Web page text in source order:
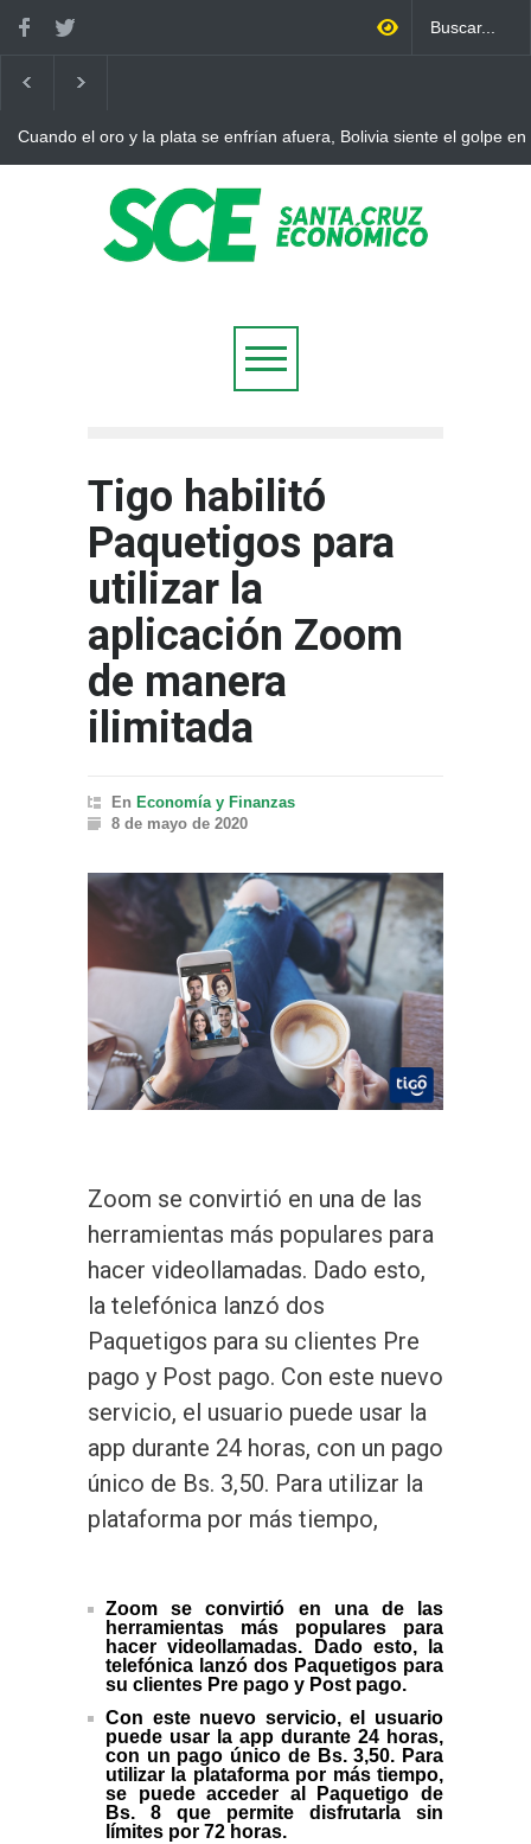
Cuando el oro y la plata se enfrían afuera, Bolivia siente el golpe en
Tigo habilitó
Paquetigos para
utilizar la
aplicación Zoom
de manera
ilimitada
En Economía y Finanzas
8 de mayo de 2020
Zoom se convirtió en una de las
herramientas más populares para
hacer videollamadas. Dado esto,
la telefónica lanzó dos
Paquetigos para su clientes Pre
pago y Post pago. Con este nuevo
servicio, el usuario puede usar la
app durante 24 horas, con un pago
único de Bs. 3,50. Para utilizar la
plataforma por más tiempo,
Zoom se convirtió en una de las
herramientas más populares para
hacer videollamadas. Dado esto, la
telefónica lanzó dos Paquetigos para
su clientes Pre pago y Post pago.
Con este nuevo servicio, el usuario
puede usar la app durante 24 horas,
con un pago único de Bs. 3,50. Para
utilizar la plataforma por más tiempo,
se puede acceder al Paquetigo de
Bs. 8 que permite disfrutarla sin
límites por 72 horas.